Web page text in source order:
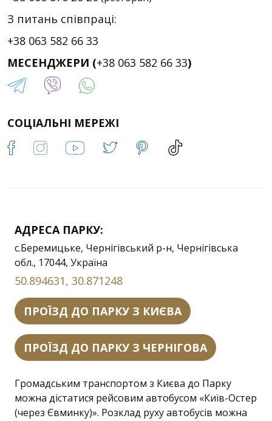
З питань співпраці:
+38 063 582 66 33
МЕСЕНДЖЕРИ (+38 063 582 66 33)
СОЦІАЛЬНІ МЕРЕЖІ
АДРЕСА ПАРКУ:
с.Беремицьке, Чернігівський р-н, Чернігівська
обл., 17044, Україна
50.894631, 30.871248
ПРОЇЗД ДО ПАРКУ З КИЄВА
ПРОЇЗД ДО ПАРКУ З ЧЕРНІГОВА
Громадським транспортом з Києва до Парку
можна дістатися рейсовим автобусом «Київ-Остер
(через Євминку)». Розклад руху автобусів можна